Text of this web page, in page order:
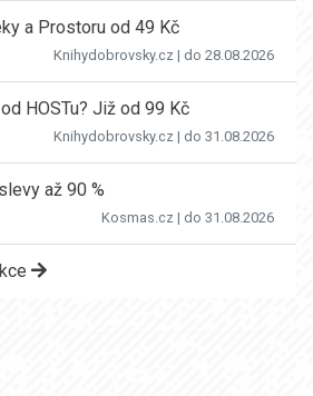
a Prostoru od 49 Kč
Knihydobrovsky.cz | do 28.08.2026
HOSTu? Již od 99 Kč
Knihydobrovsky.cz | do 31.08.2026
až 90 %
Kosmas.cz | do 31.08.2026